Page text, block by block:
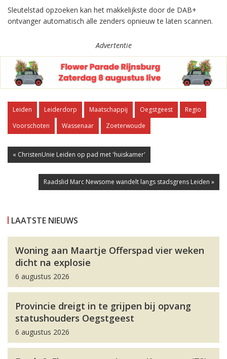
Sleutelstad opzoeken kan het makkelijkste door de DAB+
ontvanger automatisch alle zenders opnieuw te laten scannen.
Advertentie
Leiden Leiderdorp Maatschappij Oegstgeest
Regio
Voorschoten
Wassenaar Zoeterwoude
« ChristenUnie Leiden op pad met 'huiskamer'
Raadslid Marc Newsome wandelt langs stadsgrens Leiden »
LAATSTE NIEUWS
Woning aan Maartje Offerspad vier weken
dicht na explosie
6 augustus 2026
Provincie dreigt in te grijpen bij opvang
statushouders Oegstgeest
6 augustus 2026